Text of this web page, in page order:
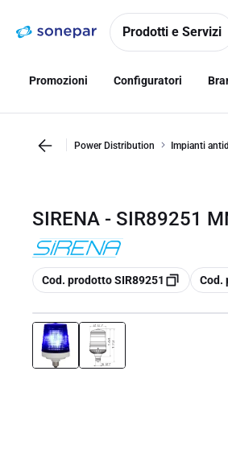
navigazionealla
Prodotti e Servizi
Promozioni Configuratori
Power Distribution Impianti
SIRENA - SIR89251
copia
Cod. prodotto SIR89251 copia
Cod.